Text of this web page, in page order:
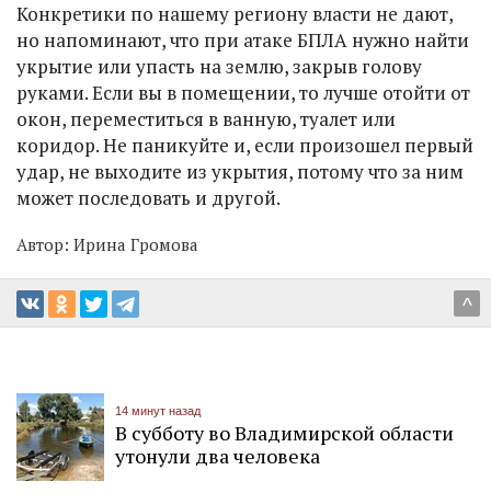
Конкретики по нашему региону власти не дают,
но напоминают, что при атаке БПЛА нужно найти
укрытие или упасть на землю, закрыв голову
руками. Если вы в помещении, то лучше отойти от
окон, переместиться в ванную, туалет или
коридор. Не паникуйте и, если произошел первый
удар, не выходите из укрытия, потому что за ним
может последовать и другой.
Автор: Ирина Громова
^
14 минут назад
В субботу во Владимирской области
утонули два человека